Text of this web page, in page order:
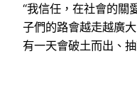
“我信任，在社會的關
子們的路會越走越廣
有一天會破土而出、